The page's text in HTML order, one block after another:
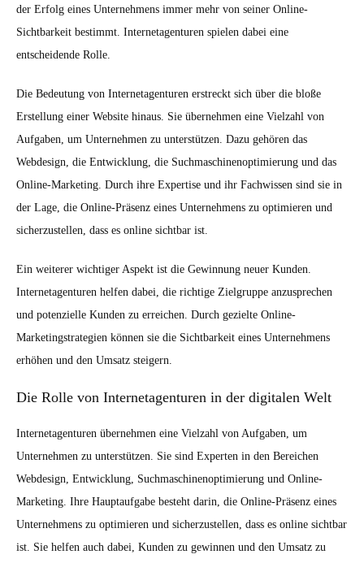
der Erfolg eines Unternehmens immer mehr von seiner Online-
Sichtbarkeit bestimmt. Internetagenturen spielen dabei eine
entscheidende Rolle.
Die Bedeutung von Internetagenturen erstreckt sich über die bloße
Erstellung einer Website hinaus. Sie übernehmen eine Vielzahl von
Aufgaben, um Unternehmen zu unterstützen. Dazu gehören das
Webdesign, die Entwicklung, die Suchmaschinenoptimierung und das
Online-Marketing. Durch ihre Expertise und ihr Fachwissen sind sie in
der Lage, die Online-Präsenz eines Unternehmens zu optimieren und
sicherzustellen, dass es online sichtbar ist.
Ein weiterer wichtiger Aspekt ist die Gewinnung neuer Kunden.
Internetagenturen helfen dabei, die richtige Zielgruppe anzusprechen
und potenzielle Kunden zu erreichen. Durch gezielte Online-
Marketingstrategien können sie die Sichtbarkeit eines Unternehmens
erhöhen und den Umsatz steigern.
Die Rolle von Internetagenturen in der digitalen Welt
Internetagenturen übernehmen eine Vielzahl von Aufgaben, um
Unternehmen zu unterstützen. Sie sind Experten in den Bereichen
Webdesign, Entwicklung, Suchmaschinenoptimierung und Online-
Marketing. Ihre Hauptaufgabe besteht darin, die Online-Präsenz eines
Unternehmens zu optimieren und sicherzustellen, dass es online sichtbar
ist. Sie helfen auch dabei, Kunden zu gewinnen und den Umsatz zu